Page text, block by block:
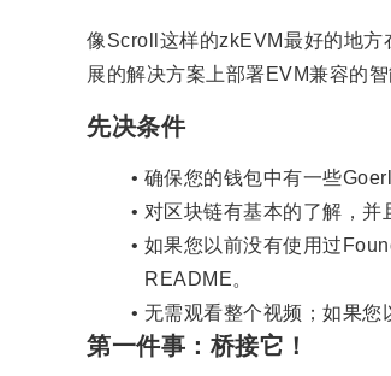
像Scroll这样的zkEVM最好的地方
展的解决方案上部署EVM兼容的智
先决条件
确保您的钱包中有一些
对区块链有基本的了解，并
如果您以前没有使用过
README。
无需观看整个视频；如果您
第一件事：桥接它！